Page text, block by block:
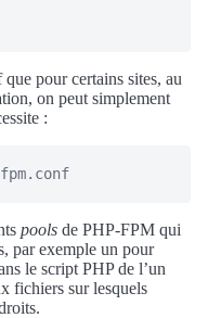
pour certains sites, au
on peut simplement
:
pools de PHP-FPM qui
par exemple un pour
le script PHP de l’un
fichiers sur lesquels